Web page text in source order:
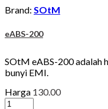
Brand: SOtM
eABS-200
SOtM eABS-200 adalah
bunyi EMI.
Harga 130.00